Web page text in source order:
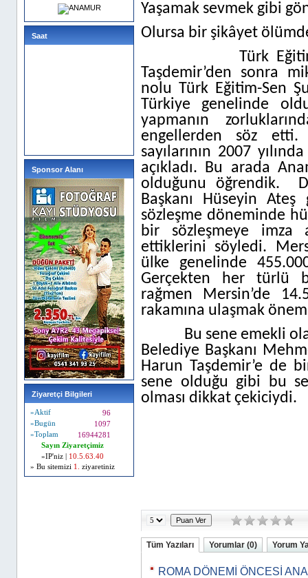
Saat
Sponsor Alanı
Ziyaretçi Bilgileri
»Aktif
96
»Bugün
1097
»Toplam
16944281
Sayın Ziyaretçimiz
»IP'niz |
10.5.63.40
» Bu sitemizi 1. ziyaretiniz
Yaşamak sevmek gibi
Olursa bir şikâyet
Türk
Taşdemir’den sonra
nolu Türk Eğitim-Sen
Türkiye genelinde
yapmanın
engellerden söz etti.
sayılarının 2007
açıkladı. Bu arada
olduğunu öğrendik.
Başkanı Hüseyin Ateş
sözleşme döneminde
bir sözleşmeye imza
ettiklerini söyledi.
ülke genelinde
Gerçekten her türlü
rağmen Mersin’de
rakamına ulaşmak
Bu sene emekli
Belediye Başkanı
Harun Taşdemir’e de
sene olduğu gibi bu
olması dikkat çekiciydi.
Tüm Yazıları Yorumlar (0) Yorum
ROMA DÖNEMİ ÖNCESİ